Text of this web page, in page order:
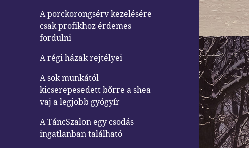
A porckorongsérv kezelésére
csak profikhoz érdemes
fordulni
A régi házak rejtélyei
A sok munkától
kicserepesedett bőrre a shea
vaj a legjobb gyógyír
A TáncSzalon egy csodás
ingatlanban található